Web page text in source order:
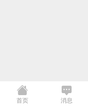
首页 消息